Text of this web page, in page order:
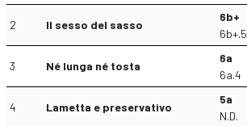
2 Il sesso del sasso
6b+
6b+.5
3 Né lunga né tosta
6a
6a.4
4 Lametta e preservativo
5a
N.D.